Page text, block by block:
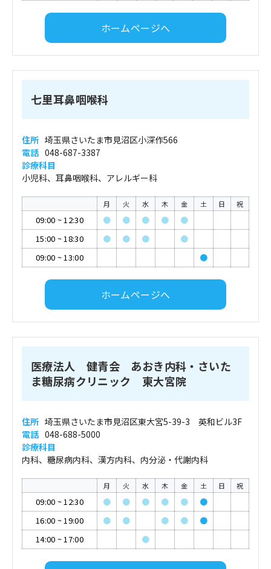
ホームページへ
七里耳鼻咽喉科
住所 埼玉県さいたま市見沼区小深作566
電話 048-687-3387
診療科目
小児科、耳鼻咽喉科、アレルギー科
月 火 水 木 金 土 日 祝
09:00 ~12:30 ● ● ● ●
●
15:00 ~18:30 ● ● ●
●
09:00 ~13:00 ●
ホームページへ
医療法人 健青会 あおき内科・さいた
ま糖尿病クリニック 東大宮院
住所 埼玉県さいたま市見沼区東大宮5-39-3 英和ビル3F
電話 048-688-5000
診療科目
内科、糖尿病内科、漢方内科、内分泌・代謝内科
月 火 水 木 金 土 日 祝
09:00 ~12:30 ● ● ● ● ●
●
16:00 ~19:00 ● ● ● ●
●
14:00 ~17:00 ●